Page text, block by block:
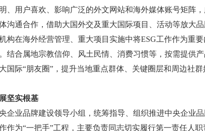
、用户喜欢、影响广泛的外文网站和海外媒体账号矩阵
沟通合作，借助大国外交及重大国际项目、活动等放大
构在海外经营管理、重大项目实施中将ESG工作作为重
结合属地宗教信仰、风土民情、消费习惯等，按需提供
国际“朋友圈”，提升当地重点群体、关键圈层和周边社
坚实根基
企业品牌建设领导小组，统筹指导、组织推进中央企业
作为“一把手”工程，主要负责同志切实履行第一责任人